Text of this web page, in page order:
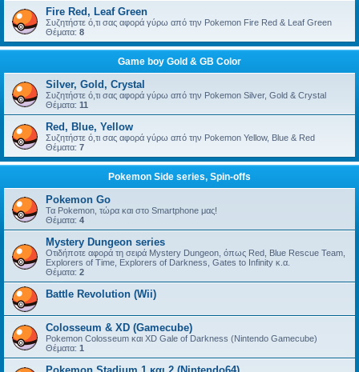
Fire Red, Leaf Green
Συζητήστε ό,τι σας αφορά γύρω από την Pokemon Fire Red & Leaf Green
Θέματα: 8
Game boy Gold & GB Color
Silver, Gold, Crystal
Συζητήστε ό,τι σας αφορά γύρω από την Pokemon Silver, Gold & Crystal
Θέματα: 11
Red, Blue, Yellow
Συζητήστε ό,τι σας αφορά γύρω από την Pokemon Yellow, Blue & Red
Θέματα: 7
Pokemon Side series, Spin-offs
Pokemon Go
Τα Pokemon, τώρα και στο Smartphone μας!
Θέματα: 4
Mystery Dungeon series
Οτιδήποτε αφορά τη σειρά Mystery Dungeon, όπως Red, Blue Rescue Team,
Explorers of Time, Explorers of Darkness, Gates to Infinity κ.α.
Θέματα: 2
Battle Revolution (Wii)
Colosseum & XD (Gamecube)
Pokemon Colosseum και XD Gale of Darkness (Nintendo Gamecube)
Θέματα: 1